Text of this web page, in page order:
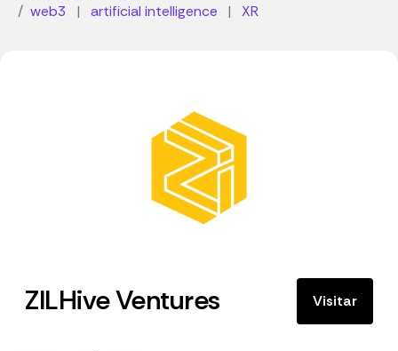
web3
| artificial intelligence | XR
ZILHive Ventures Visitar